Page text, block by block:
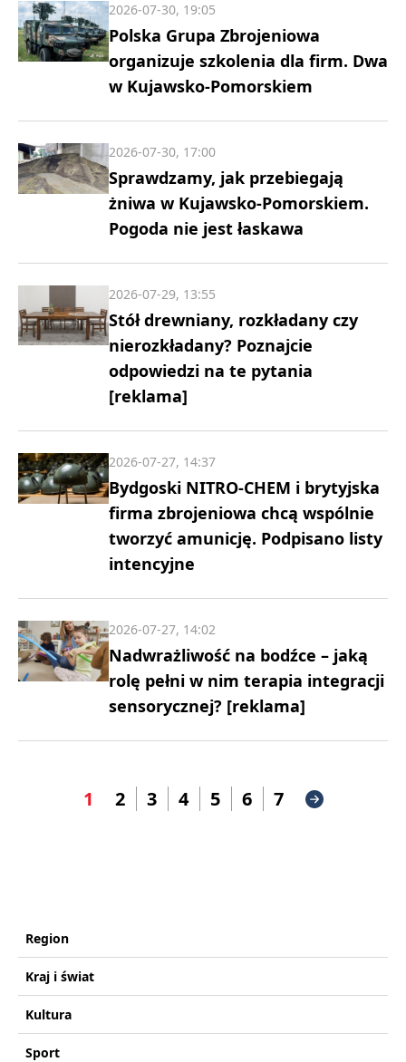
Polska Grupa Zbrojeniowa
organizuje szkolenia dla firm. Dwa
w Kujawsko-Pomorskiem
2026-07-30, 19:05
Sprawdzamy, jak przebiegają
żniwa w Kujawsko-Pomorskiem.
Pogoda nie jest łaskawa
2026-07-30, 17:00
Stół drewniany, rozkładany czy
nierozkładany? Poznajcie
odpowiedzi na te pytania
[reklama]
2026-07-29, 13:55
Bydgoski NITRO-CHEM i brytyjska
firma zbrojeniowa chcą wspólnie
tworzyć amunicję. Podpisano listy
intencyjne
2026-07-27, 14:37
Nadwrażliwość na bodźce – jaką
rolę pełni w nim terapia integracji
sensorycznej? [reklama]
2026-07-27, 14:02
1 2 3 4 5 6 7
Region
Kraj i świat
Kultura
Sport